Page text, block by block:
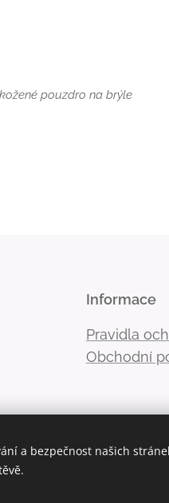
kožené pouzdro na brýle
kožené pouzdro na brýle
Informace
Pravidla
Obchodní
a bezpečnost našich